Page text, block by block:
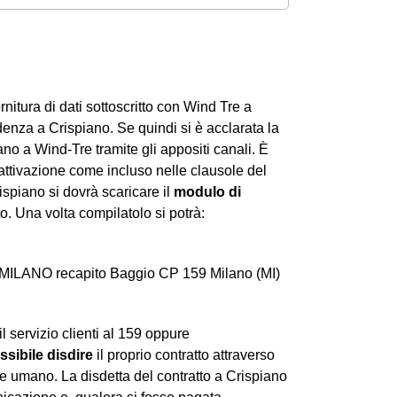
di dati sottoscritto con Wind Tre a
a Crispiano. Se quindi si è acclarata la
a Wind-Tre tramite gli appositi canali. È
come incluso nelle clausole del
si dovrà scaricare il modulo di
Una volta compilatolo si potrà:
recapito Baggio CP 159 Milano (MI)
servizio clienti al 159 oppure
disdire il proprio contratto attraverso
umano. La disdetta del contratto a Crispiano